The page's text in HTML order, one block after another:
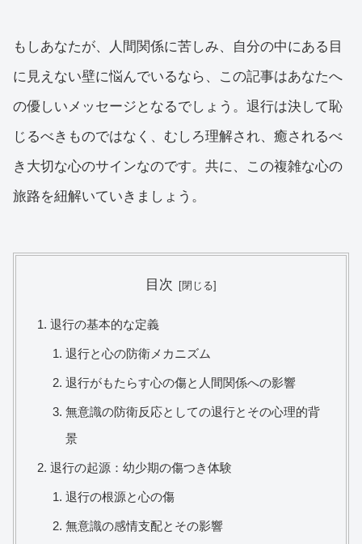
もしあなたが、人間関係に苦しみ、自分の中にある目
に見えない壁に悩んでいるなら、この記事はあなたへ
の優しいメッセージとなるでしょう。退行は決して恥
じるべきものではなく、むしろ理解され、癒されるべ
き大切な心のサインなのです。共に、この複雑な心の
旅路を紐解いていきましょう。
目次
退行の基本的な定義
退行と心の防衛メカニズム
退行がもたらす心の傷と人間関係への影響
無意識の防衛反応としての退行とその心理的背
景
退行の起源：幼少期の傷つき体験
退行の根源と心の傷
無意識の感情支配とその影響